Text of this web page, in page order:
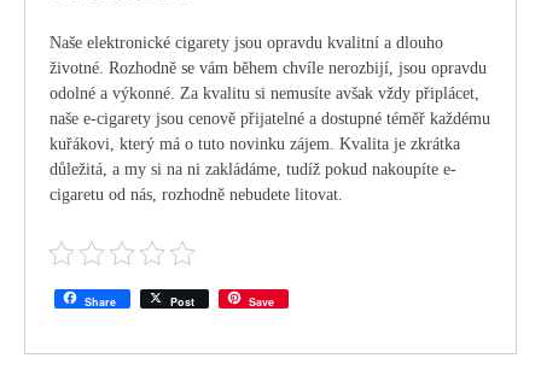
Naše elektronické cigarety jsou opravdu kvalitní a dlouho
životné. Rozhodně se vám během chvíle nerozbijí, jsou opravdu
odolné a výkonné. Za kvalitu si nemusíte avšak vždy připlácet,
naše e-cigarety jsou cenově přijatelné a dostupné téměř každému
kuřákovi, který má o tuto novinku zájem. Kvalita je zkrátka
důležitá, a my si na ni zakládáme, tudíž pokud nakoupíte e-
cigaretu od nás, rozhodně nebudete litovat.
Share Post Save